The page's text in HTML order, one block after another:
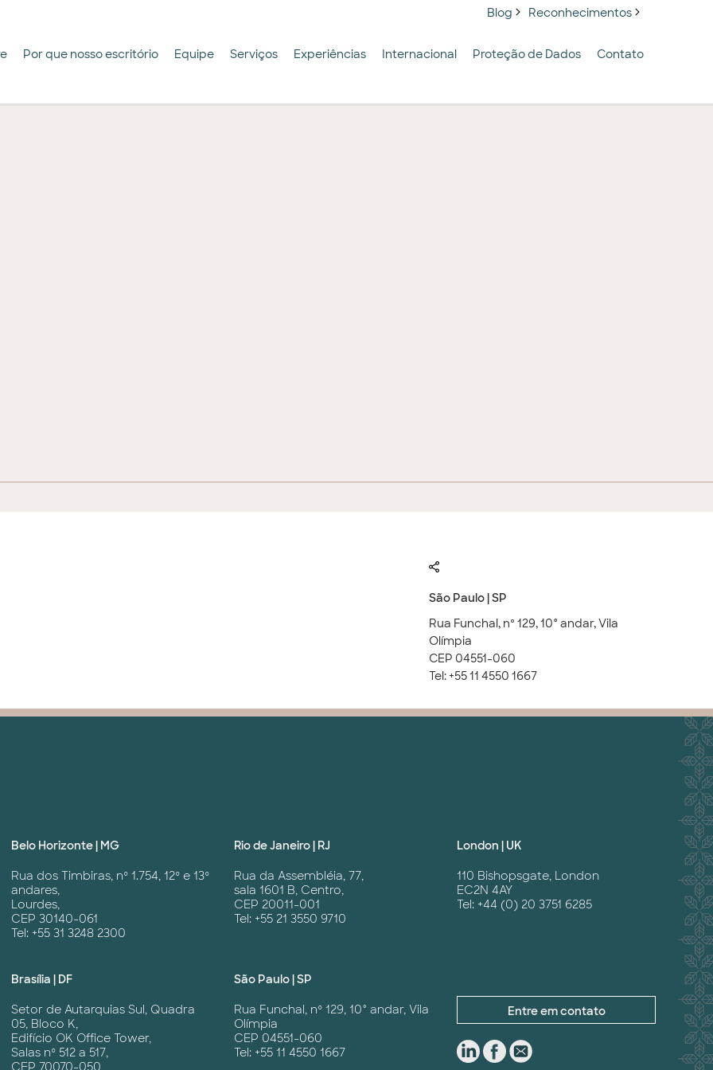
Blog Reconhecimentos
Por que nosso escritório Equipe Serviços Experiências Internacional Proteção de Dados Contato
São Paulo | SP
Rua Funchal, nº 129, 10° andar, Vila
Olímpia
CEP 04551-060
Tel: +55 11 4550 1667
Belo Horizonte | MG
Rua dos Timbiras, nº 1.754, 12º e 13º
andares,
Lourdes,
CEP 30140-061
Tel: +55 31 3248 2300
Rio de Janeiro | RJ
Rua da Assembléia, 77,
sala 1601 B, Centro,
CEP 20011-001
Tel: +55 21 3550 9710
London | UK
110 Bishopsgate, London
EC2N 4AY
Tel: +44 (0) 20 3751 6285
Brasília | DF
Setor de Autarquias Sul, Quadra
05, Bloco K,
Edifício OK Office Tower,
Salas nº 512 a 517,
CEP 70070-050
São Paulo | SP
Rua Funchal, nº 129, 10° andar, Vila
Olímpia
CEP 04551-060
Tel: +55 11 4550 1667
Entre em contato